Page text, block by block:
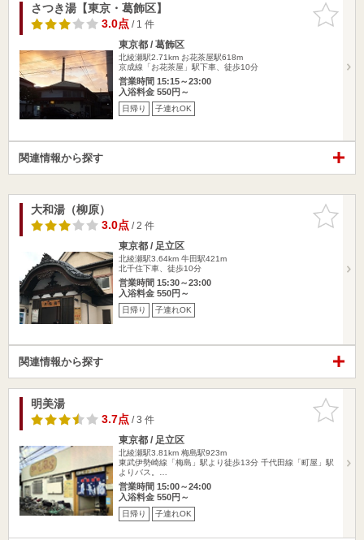
お気に入
りに追加
さつき湯【東京・葛飾区】
3.0点/ 1 件
東京都 / 葛飾区
北綾瀬駅2.71km お花茶屋駅618m
京成線「お花茶屋」駅下車、徒歩10分
営業時間 15:15～23:00
入浴料金 550円～
日帰り 子連れOK
関連情報から探す
お気に入
りに追加
大和湯（柳原）
3.0点/ 2 件
東京都 / 足立区
北綾瀬駅3.64km 牛田駅421m
北千住下車、徒歩10分
営業時間 15:30～23:00
入浴料金 550円～
日帰り 子連れOK
関連情報から探す
お気に入
りに追加
明美湯
3.7点/ 3 件
東京都 / 足立区
北綾瀬駅3.81km 梅島駅923m
東武伊勢崎線「梅島」駅より徒歩13分 千代田線「町屋」駅
よりバス。…
営業時間 15:00～24:00
入浴料金 550円～
日帰り 子連れOK